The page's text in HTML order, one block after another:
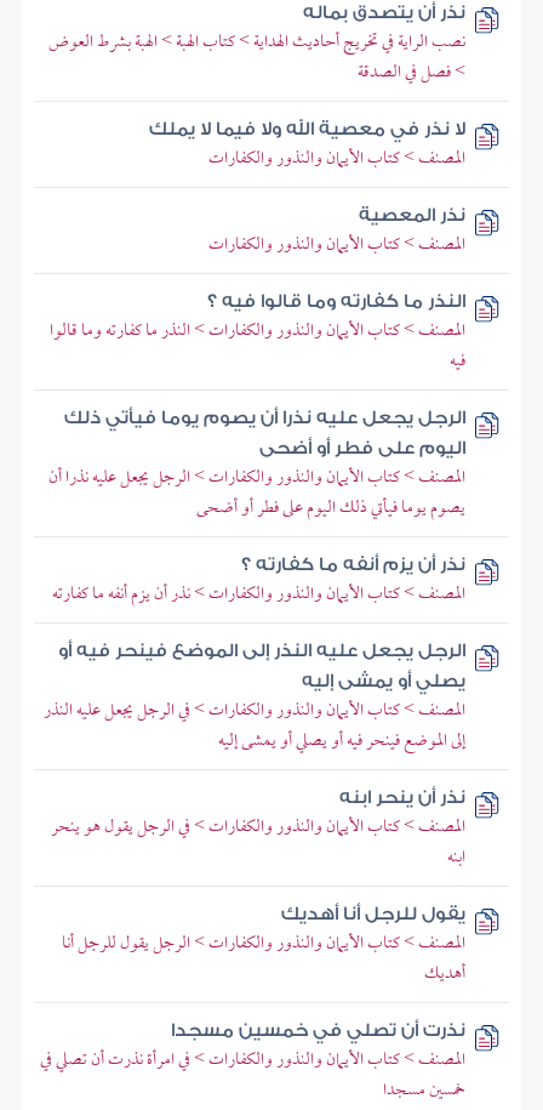
نذر أن يتصدق بماله
نصب الراية في تخريج أحاديث الهداية > كتاب الهبة > الهبة بشرط العوض
> فصل في الصدقة
لا نذر في معصية الله ولا فيما لا يملك
المصنف > كتاب الأيمان والنذور والكفارات
نذر المعصية
المصنف > كتاب الأيمان والنذور والكفارات
النذر ما كفارته وما قالوا فيه ؟
المصنف > كتاب الأيمان والنذور والكفارات > النذر ما كفارته وما قالوا
فيه
الرجل يجعل عليه نذرا أن يصوم يوما فيأتي ذلك
اليوم على فطر أو أضحى
المصنف > كتاب الأيمان والنذور والكفارات > الرجل يجعل عليه نذرا أن
يصوم يوما فيأتي ذلك اليوم على فطر أو أضحى
نذر أن يزم أنفه ما كفارته ؟
المصنف > كتاب الأيمان والنذور والكفارات > نذر أن يزم أنفه ما كفارته
الرجل يجعل عليه النذر إلى الموضع فينحر فيه أو
يصلي أو يمشى إليه
المصنف > كتاب الأيمان والنذور والكفارات > في الرجل يجعل عليه النذر
إلى الموضع فينحر فيه أو يصلي أو يمشى إليه
نذر أن ينحر ابنه
المصنف > كتاب الأيمان والنذور والكفارات > في الرجل يقول هو ينحر
ابنه
يقول للرجل أنا أهديك
المصنف > كتاب الأيمان والنذور والكفارات > الرجل يقول للرجل أنا
أهديك
نذرت أن تصلي في خمسين مسجدا
المصنف > كتاب الأيمان والنذور والكفارات > في امرأة نذرت أن تصلي في
خمسين مسجدا